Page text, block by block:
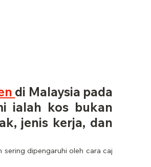
di Malaysia pada
ialah kos bukan
jenis kerja, dan
sering dipengaruhi oleh cara caj